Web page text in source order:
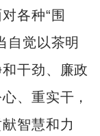
各种“围
自觉以茶明
干劲、廉政
、重实干，
智慧和力